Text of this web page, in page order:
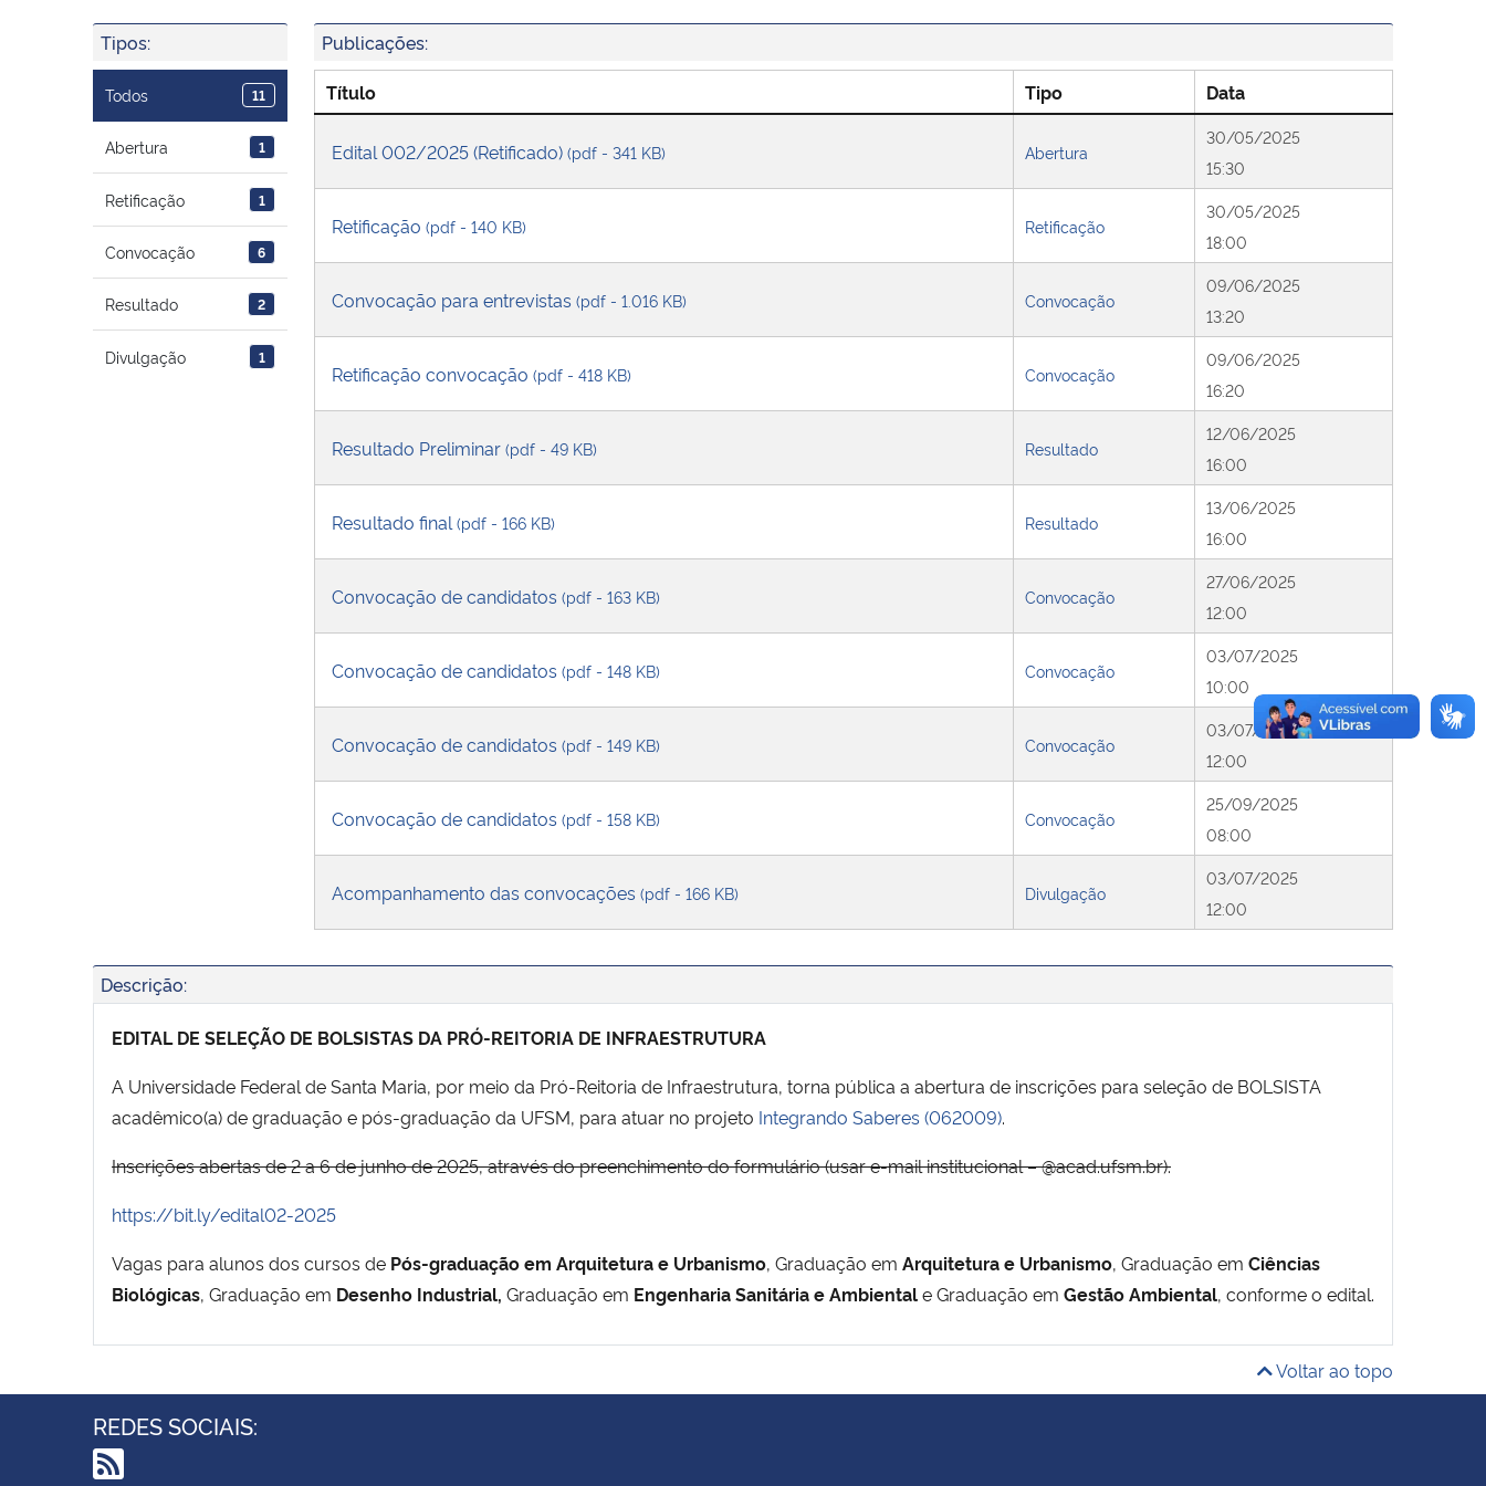
Tipos:
Todos 11
Abertura 1
Retificação 1
Convocação 6
Resultado 2
Divulgação 1
Publicações:
Título Tipo Data
Edital 002/2025 (Retificado) (pdf - 341 KB) Abertura
30/05/2025
15:30
Retificação (pdf - 140 KB) Retificação
30/05/2025
18:00
Convocação para entrevistas (pdf - 1.016 KB) Convocação
09/06/2025
13:20
Retificação convocação (pdf - 418 KB) Convocação
09/06/2025
16:20
Resultado Preliminar (pdf - 49 KB) Resultado
12/06/2025
16:00
Resultado final (pdf - 166 KB) Resultado
13/06/2025
16:00
Convocação de candidatos (pdf - 163 KB) Convocação
27/06/2025
12:00
Convocação de candidatos (pdf - 148 KB) Convocação
03/07/2025
10:00
Convocação de candidatos (pdf - 149 KB) Convocação
03/07/2025
12:00
Convocação de candidatos (pdf - 158 KB) Convocação
25/09/2025
08:00
Acompanhamento das convocações (pdf - 166 KB) Divulgação
03/07/2025
12:00
Descrição:
EDITAL DE SELEÇÃO DE BOLSISTAS DA PRÓ-REITORIA DE INFRAESTRUTURA
A Universidade Federal de Santa Maria, por meio da Pró-Reitoria de Infraestrutura, torna pública a abertura de inscrições para seleção de BOLSISTA
acadêmico(a) de graduação e pós-graduação da UFSM, para atuar no projeto Integrando Saberes (062009).
Inscrições abertas de 2 a 6 de junho de 2025, através do preenchimento do formulário (usar e-mail institucional – @acad.ufsm.br).
https://bit.ly/edital02-2025
Vagas para alunos dos cursos de Pós-graduação em Arquitetura e Urbanismo, Graduação em Arquitetura e Urbanismo, Graduação em Ciências
Biológicas, Graduação em Desenho Industrial, Graduação em Engenharia Sanitária e Ambientale Graduação em Gestão Ambiental, conforme o edital.
Voltar ao topo
REDES SOCIAIS: